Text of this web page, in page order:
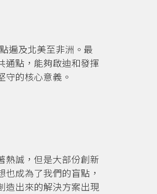
遍及北美至非洲。最
通點，能夠啟迪和發揮
的核心意義。
熱誠，但是大部份創新
成為了我們的盲點，
造出來的解決方案出現